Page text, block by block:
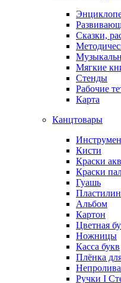
Сказки,
Мягкие
Стенды
Рабочие
Карта
Канцтовары
Кисти
Краски
Краски
Гуашь
Пластилин
Альбом
Картон
Цветная
Ножницы
Касса букв
Плёнка
Ручки I